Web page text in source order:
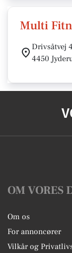
Multi
Drivsåtvej 4
4450
OM VORES
Om os
For annoncører
Vilkår og